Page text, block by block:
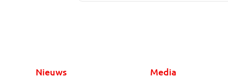
Nieuws Media